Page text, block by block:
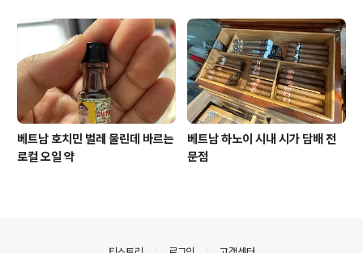
베트남 호치민 벌레 물린데 바르는
로컬 오일 약
베트남 하노이 시내 시가 담배 전
문점